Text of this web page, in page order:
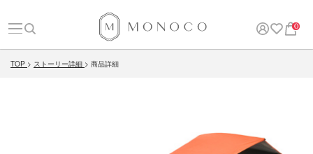
0
TOP ストーリー詳細 商品詳細